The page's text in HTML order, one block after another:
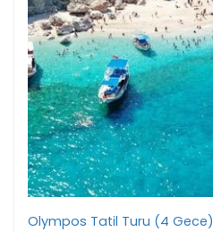
Olympos Tatil Turu (4 Gece)